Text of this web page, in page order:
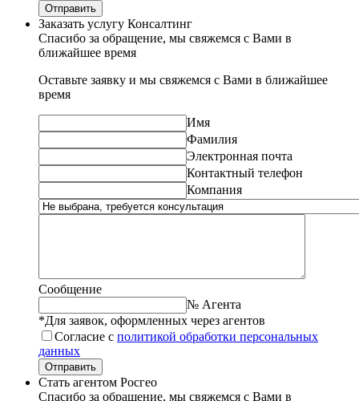
Отправить
Заказать услугу Консалтинг
Спасибо за обращение, мы свяжемся с Вами в
ближайшее время
Оставьте заявку и мы свяжемся с Вами в ближайшее
время
Имя
Фамилия
Электронная почта
Контактный телефон
Компания
Сообщение
№ Агента
*Для заявок, оформленных через агентов
Согласие с политикой обработки персональных
данных
Отправить
Стать агентом Росгео
Спасибо за обращение, мы свяжемся с Вами в